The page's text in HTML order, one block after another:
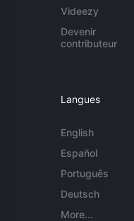
Videezy
Devenir
contributeur
Langues
English
Español
Português
Deutsch
More...